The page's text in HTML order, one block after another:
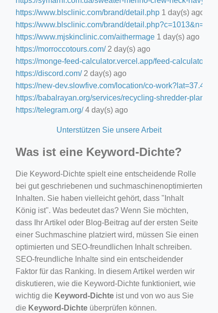
https://www.blsclinic.com/brand/detail.php 1 day(s) ago
https://www.blsclinic.com/brand/
https://www.mjskinclinic.com/aithermage 1 day(s) ago
https://morroccotours.com/2 day(s) ago
https://monge-feed-calculator.vercel.app/feed-calculator
https://discord.com/2 day(s) ago
https://new-dev.slowfive.com/location/co-
https://babalrayan.org/services/recycling-shredder-plant-
https://telegram.org/4 day(s) ago
Unterstützen Sie unsere Arbeit
Was ist eine Keyword-Dichte?
Die Keyword-Dichte spielt eine entscheidende Rolle
bei gut geschriebenen und suchmaschinenoptimierten
Inhalten. Sie haben vielleicht gehört, dass "Inhalt
König ist". Was bedeutet das? Wenn Sie möchten,
dass Ihr Artikel oder Blog-Beitrag auf der ersten Seite
einer Suchmaschine platziert wird, müssen Sie einen
optimierten und SEO-freundlichen Inhalt schreiben.
SEO-freundliche Inhalte sind ein entscheidender
Faktor für das Ranking. In diesem Artikel werden wir
diskutieren, wie die Keyword-Dichte funktioniert, wie
wichtig die Keyword-Dichte ist und von wo aus Sie
die Keyword-Dichte überprüfen können.